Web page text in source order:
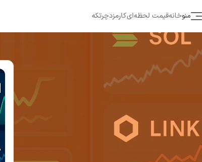
چرتکهکارمزدقیمت لحظه‌ایخانهمنو